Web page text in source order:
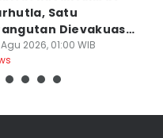
Satu
Dievakuasi
2026, 01:00 WIB